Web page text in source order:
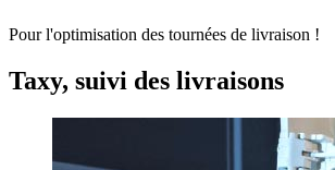
Pour l'optimisation des tournées de livraison !
Taxy, suivi des livraisons